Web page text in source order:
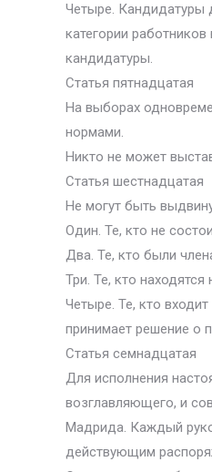
Четыре. Кандидатуры
категории
кандидатуры.
Статья пятнадцатая
На выборах
нормами.
Никто не может
Статья шестнадцатая
Не могут быть
Один. Те, кто не
Два. Те, кто были
Три. Те, кто находятся
Четыре. Те, кто
принимает решение о
Статья семнадцатая
Для исполнения
возглавляющего, и
Мадрида. Каждый
действующим